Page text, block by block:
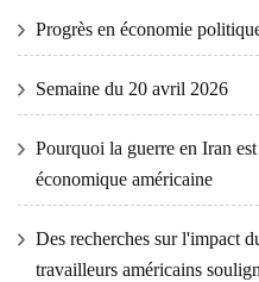
Progrès en économie
Semaine du 20 avril 2026
Pourquoi la guerre en Iran
économique américaine
Des recherches sur l'impact
travailleurs américains